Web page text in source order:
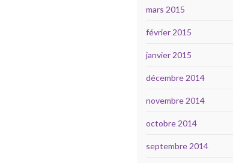
mars 2015
février 2015
janvier 2015
décembre 2014
novembre 2014
octobre 2014
septembre 2014